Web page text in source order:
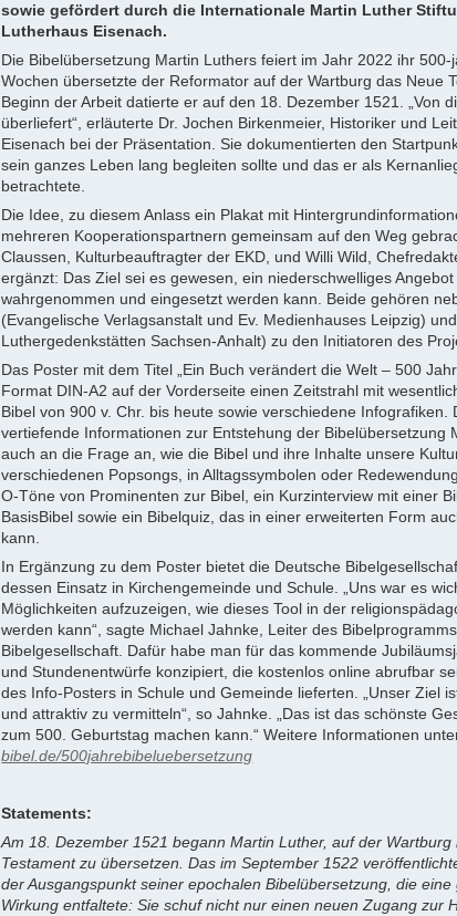
sowie gefördert durch die Internationale Martin Luther
Lutherhaus Eisenach.
Die Bibelübersetzung Martin Luthers feiert im Jahr 2022 ihr
Wochen übersetzte der Reformator auf der Wartburg das Neue
Beginn der Arbeit datierte er auf den 18. Dezember 1521. „Von
überliefert“, erläuterte Dr. Jochen Birkenmeier, Historiker und
Eisenach bei der Präsentation. Sie dokumentierten den
sein ganzes Leben lang begleiten sollte und das er als
betrachtete.
Die Idee, zu diesem Anlass ein Plakat mit
mehreren Kooperationspartnern gemeinsam auf den Weg
Claussen, Kulturbeauftragter der EKD, und Willi Wild,
ergänzt: Das Ziel sei es gewesen, ein niederschwelliges
wahrgenommen und eingesetzt werden kann. Beide gehören
(Evangelische Verlagsanstalt und Ev. Medienhauses Leipzig)
Luthergedenkstätten Sachsen-Anhalt) zu den Initiatoren des
Das Poster mit dem Titel „Ein Buch verändert die Welt – 500
Format DIN-A2 auf der Vorderseite einen Zeitstrahl mit
Bibel von 900 v. Chr. bis heute sowie verschiedene Infografiken.
vertiefende Informationen zur Entstehung der Bibelübersetzung
auch an die Frage an, wie die Bibel und ihre Inhalte unsere
verschiedenen Popsongs, in Alltagssymbolen oder
O-Töne von Prominenten zur Bibel, ein Kurzinterview mit einer
BasisBibel sowie ein Bibelquiz, das in einer erweiterten Form
kann.
In Ergänzung zu dem Poster bietet die Deutsche
dessen Einsatz in Kirchengemeinde und Schule. „Uns war es
Möglichkeiten aufzuzeigen, wie dieses Tool in der
werden kann“, sagte Michael Jahnke, Leiter des
Bibelgesellschaft. Dafür habe man für das kommende
und Stundenentwürfe konzipiert, die kostenlos online abrufbar
des Info-Posters in Schule und Gemeinde lieferten. „Unser Ziel
und attraktiv zu vermitteln“, so Jahnke. „Das ist das schönste
zum 500. Geburtstag machen kann.“ Weitere Informationen
bibel.de/500jahrebibeluebersetzung
Statements:
Am 18. Dezember 1521 begann Martin Luther, auf der
Testament zu übersetzen. Das im September 1522
der Ausgangspunkt seiner epochalen Bibelübersetzung, die
Wirkung entfaltete: Sie schuf nicht nur einen neuen Zugang zur